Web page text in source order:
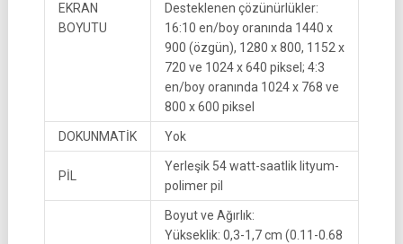
EKRAN
BOYUTU
Desteklenen çözünürlükler:
16:10 en/boy oranında 1440 x
900 (özgün), 1280 x 800, 1152 x
720 ve 1024 x 640 piksel; 4:3
en/boy oranında 1024 x 768 ve
800 x 600 piksel
DOKUNMATİK Yok
PİL
Yerleşik 54 watt-saatlik lityum-
polimer pil
Boyut ve Ağırlık:
Yükseklik: 0,3-1,7 cm (0.11-0.68